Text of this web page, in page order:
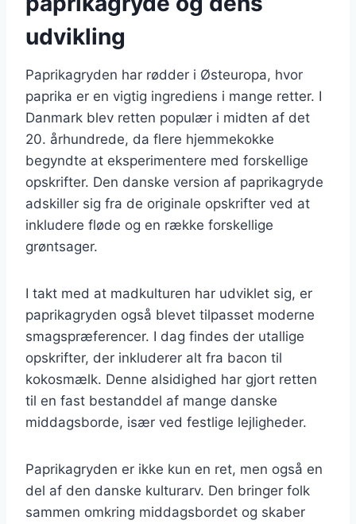
udvikling
Paprikagryden har rødder i Østeuropa, hvor
paprika er en vigtig ingrediens i mange retter. I
Danmark blev retten populær i midten af det
20. århundrede, da flere hjemmekokke
begyndte at eksperimentere med forskellige
opskrifter. Den danske version af paprikagryde
adskiller sig fra de originale opskrifter ved at
inkludere fløde og en række forskellige
grøntsager.
I takt med at madkulturen har udviklet sig, er
paprikagryden også blevet tilpasset moderne
smagspræferencer. I dag findes der utallige
opskrifter, der inkluderer alt fra bacon til
kokosmælk. Denne alsidighed har gjort retten
til en fast bestanddel af mange danske
middagsborde, især ved festlige lejligheder.
Paprikagryden er ikke kun en ret, men også en
del af den danske kulturarv. Den bringer folk
sammen omkring middagsbordet og skaber